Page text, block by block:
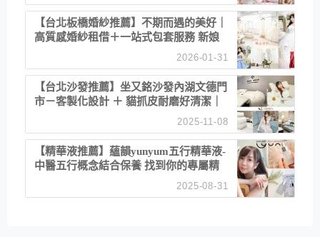
【台北板橋婚紗推薦】不期而遇的美好｜
高質感婚紗租借＋一站式包套服務 新娘
2026-01-31
【台北沙發推薦】坐又銘沙發內湖文德門
市－客製化設計 ＋ 貓抓皮耐磨好清潔｜
直營直銷、價格透明 高CP值打造夢想
2025-11-08
【精華液推薦】蘊韻yunyum五行精華液-
中醫五行概念結合保養 找到你的專屬精
華！ 水㊀土㊀就選「潤・賦精華」維持
2025-08-31